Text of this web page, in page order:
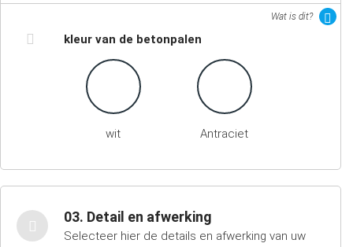
Wat is dit?
kleur van de betonpalen
wit Antraciet
03. Detail en afwerking
Selecteer hier de details en afwerking van uw